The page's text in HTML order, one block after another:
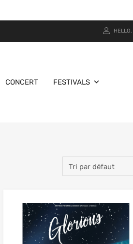
HELLO.
CONCERT FESTIVALS